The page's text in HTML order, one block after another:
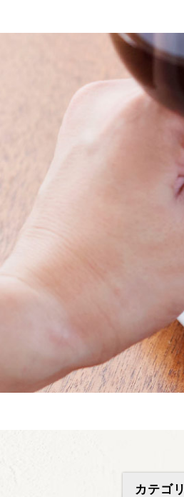
カテゴリ